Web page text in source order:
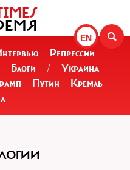
EN
Репрессии
Блоги /
Украина
Путин
Кремль